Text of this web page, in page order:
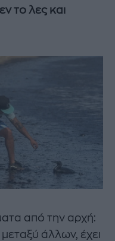
το λες και
από την αρχή:
άλλων, έχει